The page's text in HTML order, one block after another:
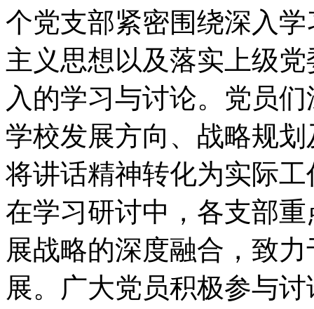
个党支部紧密围绕深入
主义思想以及落实上级
入的学习与讨论。党员
学校发展方向、战略规
将讲话精神转化为实际
在学习研讨中，各支部
展战略的深度融合，致
展。广大党员积极参与